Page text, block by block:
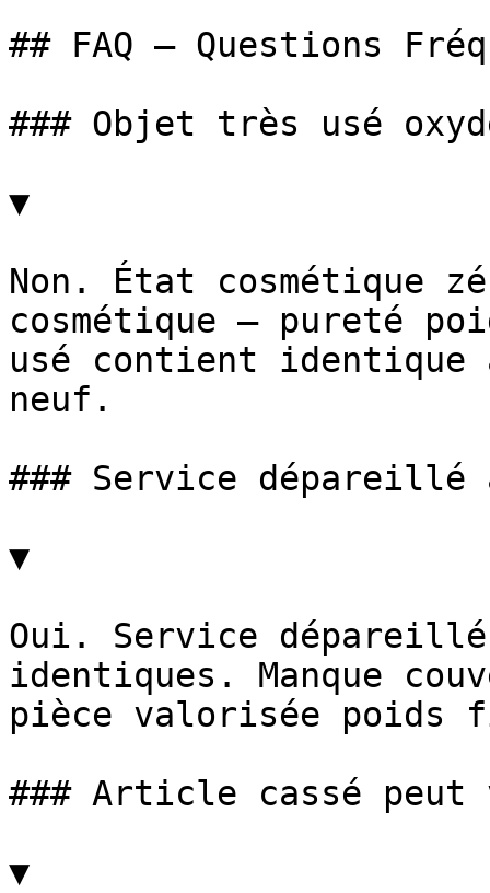
## FAQ — Questions
### Objet très usé
▼
Non. État cosmétique
cosmétique — pureté
usé contient
neuf.
### Service dépareillé
▼
Oui. Service
identiques. Manque
pièce valorisée
### Article cassé peut
▼